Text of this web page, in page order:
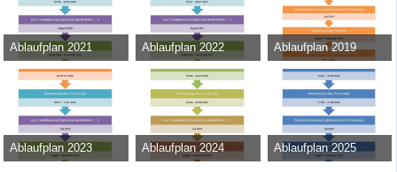
Ablaufplan 2021
Admin-22. Juni 2020
Ablaufplan 2022
Admin-8. Juni 2021
31.130
Ablaufplan 2019
Admin-23. April 2018
37.888
Ablaufplan 2023
Admin-17. Juni 2022
Ablaufplan 2024
Admin-15. März 2023
Ablaufplan 2025
Admin-13. März 2024